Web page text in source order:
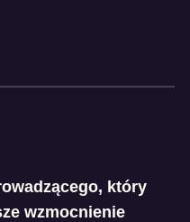
który
wzmocnienie